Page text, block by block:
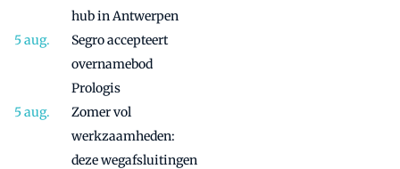
hub in Antwerpen
Segro accepteert
overnamebod
Prologis
Zomer vol
werkzaamheden:
deze wegafsluitingen